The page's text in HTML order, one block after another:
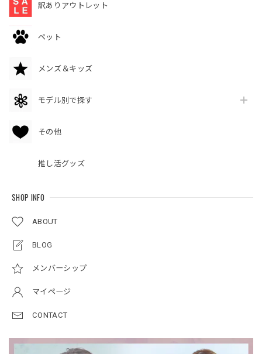
訳ありアウトレット
ペット
メンズ＆キッズ
モデル別で探す
その他
推し活グッズ
SHOP INFO
ABOUT
BLOG
メンバーシップ
マイページ
CONTACT